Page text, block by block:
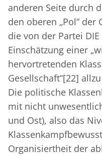
anderen Seite durch
den oberen „Pol“ der
die von der Partei DIE
Einschätzung einer
hervortretenden
Gesellschaft“[22]
Die politische
mit nicht
und Ost), also das
Organisiertheit der